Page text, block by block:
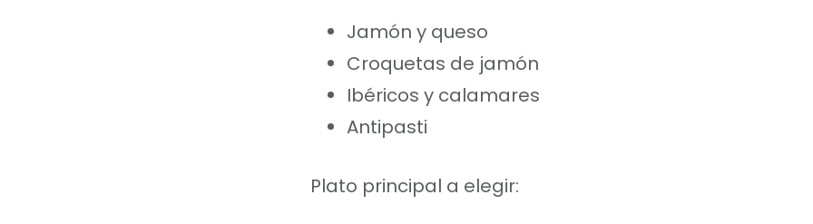
Jamón y queso
Croquetas de jamón
Ibéricos y calamares
Antipasti
Plato principal a elegir: